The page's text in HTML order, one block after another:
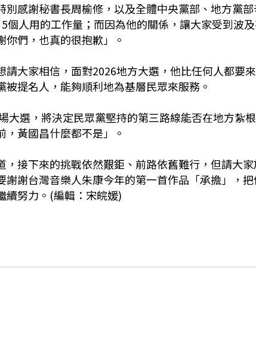
別感謝秘書長周榆修，以及全體中央黨部、地方黨
個人用的工作量；而因為他的關係，讓大家受到波
你們，也真的很抱歉」。
請大家相信，面對2026地方大選，他比任何人都要
被提名人，能夠順利地為基層民眾來服務。
大選，將決定民眾黨堅持的第三路線能否在地方紮
，黃國昌什麼都不是」。
，接下來的挑戰依然艱鉅、前路依舊難行，但請大
謝謝台灣音樂人朱康今年的第一首作品「承擔」，
續努力。(編輯：宋皖媛)